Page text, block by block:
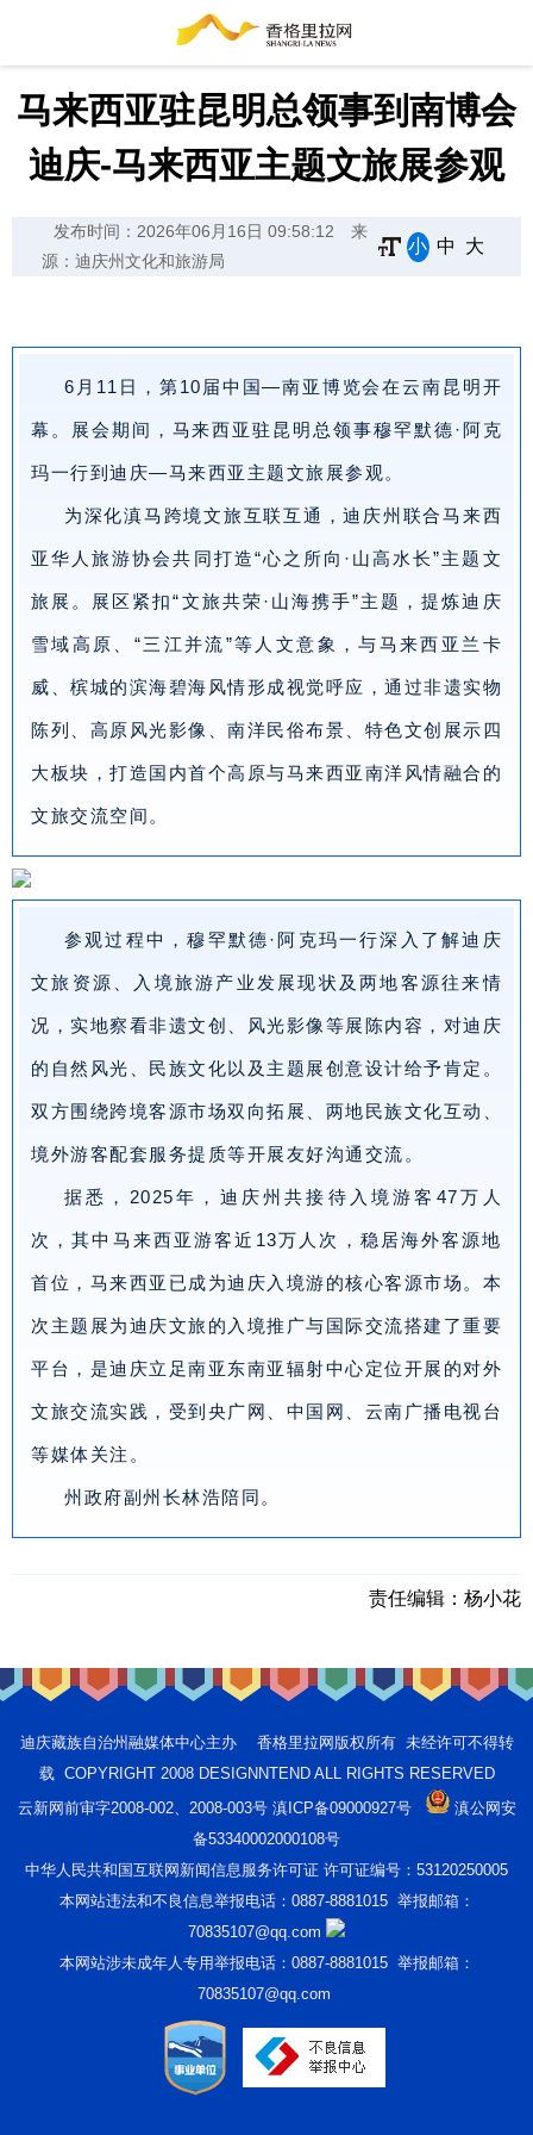
马来西亚驻昆明总领事到南博会
迪庆-马来西亚主题文旅展参观
发布时间：2026年06月16日 09:58:12
来
源：迪庆州文化和旅游局
小 中 大
6月11日，第10届中国—南亚博览会在云南昆明开
幕。展会期间， 马来西亚驻昆明总领事穆罕默德·阿克
玛一行到迪庆—马来西亚主题文旅展参观。
为深化滇马跨境文旅互联互通，迪庆州联合马来西
亚华人旅游协会共同打造“心之所向·山高水长”主题文
旅展。展区紧扣“文旅共荣·山海携手”主题，提炼迪庆
雪域高原、“三江并流”等人文意象，与马来西亚兰卡
威、槟城的滨海碧海风情形成视觉呼应，通过非遗实物
陈列、高原风光影像、南洋民俗布景、特色文创展示四
大板块，打造国内首个高原与马来西亚南洋风情融合的
文旅交流空间。
参观过程中，穆罕默德·阿克玛一行深入了解迪庆
文旅资源、入境旅游产业发展现状及两地客源往来情
况，实地察看非遗文创、风光影像等展陈内容，对迪庆
的自然风光、民族文化以及主题展创意设计给予肯定。
双方围绕跨境客源市场双向拓展、两地民族文化互动、
境外游客配套服务提质等开展友好沟通交流。
据悉，2025年，迪庆州共接待入境游客47万人
次，其中马来西亚游客近13万人次，稳居海外客源地
首位，马来西亚已成为迪庆入境游的核心客源市场。本
次主题展为迪庆文旅的入境推广与国际交流搭建了重要
平台，是迪庆立足南亚东南亚辐射中心定位开展的对外
文旅交流实践，受到央广网、中国网、云南广播电视台
等媒体关注。
州政府副州长林浩陪同。
责任编辑： 杨小花
迪庆藏族自治州融媒体中心主办 香格里拉网版权所有 未经许可不得转
载 COPYRIGHT 2008 DESIGNNTEND ALL RIGHTS RESERVED
云新网前审字2008-002、2008-003号 滇ICP备09000927号
滇公网安
备53340002000108号
中华人民共和国互联网新闻信息服务许可证 许可证编号：53120250005
本网站违法和不良信息举报电话：0887-8881015 举报邮箱：
70835107@qq.com
本网站涉未成年人专用举报电话：0887-8881015 举报邮箱：
70835107@qq.com